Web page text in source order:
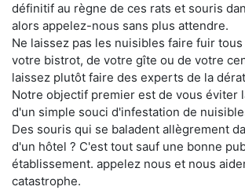
définitif au règne de ces rats et souris
alors appelez-nous sans plus attendre.
Ne laissez pas les nuisibles faire fuir
votre bistrot, de votre gîte ou de votre
laissez plutôt faire des experts de la
Notre objectif premier est de vous éviter
d'un simple souci d'infestation de
Des souris qui se baladent allègrement
d'un hôtel ? C'est tout sauf une bonne
établissement. appelez nous et nous
catastrophe.